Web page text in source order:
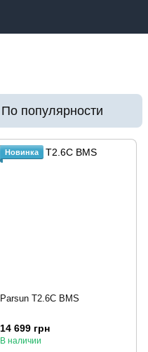
По популярности
Новинка
Parsun T2.6C BMS
14 699 грн
В наличии